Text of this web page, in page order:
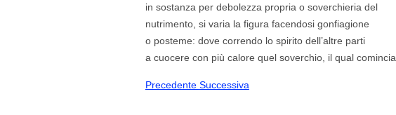
in sostanza per debolezza propria o soverchieria del
nutrimento, si varia la figura facendosi gonfiagione
o posteme: dove correndo lo spirito dell’altre parti
a cuocere con più calore quel soverchio, il qual comincia
Precedente Successiva